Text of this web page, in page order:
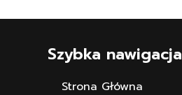
Szybka nawigacja
Strona Główna